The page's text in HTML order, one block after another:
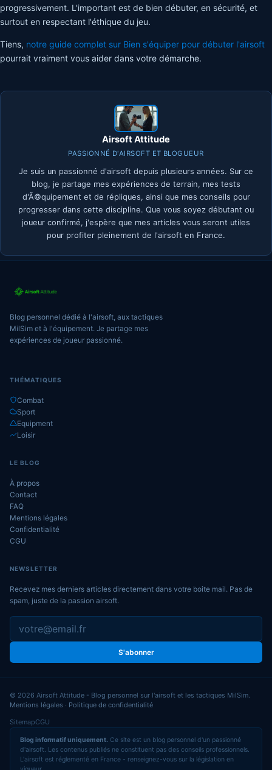
progressivement. L'important est de bien débuter, en sécurité, et
surtout en respectant l'éthique du jeu.
Tiens, notre guide complet sur Bien s'équiper pour débuter l'airsoft
pourrait vraiment vous aider dans votre démarche.
Airsoft Attitude
PASSIONNÉ D'AIRSOFT ET BLOGUEUR
Je suis un passionné d'airsoft depuis plusieurs années. Sur ce
blog, je partage mes expériences de terrain, mes tests
d'Ã©quipement et de répliques, ainsi que mes conseils pour
progresser dans cette discipline. Que vous soyez débutant ou
joueur confirmé, j'espère que mes articles vous seront utiles
pour profiter pleinement de l'airsoft en France.
Blog personnel dédié à l'airsoft, aux tactiques
MilSim et à l'équipement. Je partage mes
expériences de joueur passionné.
THÉMATIQUES
Combat
Sport
Equipment
Loisir
LE BLOG
À propos
Contact
FAQ
Mentions légales
Confidentialité
CGU
NEWSLETTER
Recevez mes derniers articles directement dans votre boite mail. Pas de
spam, juste de la passion airsoft.
S'abonner
© 2026 Airsoft Attitude - Blog personnel sur l'airsoft et les tactiques MilSim.
Mentions légales · Politique de confidentialité
SitemapCGU
Blog informatif uniquement. Ce site est un blog personnel d'un passionné
d'airsoft. Les contenus publiés ne constituent pas des conseils professionnels.
L'airsoft est réglementé en France - renseignez-vous sur la législation en